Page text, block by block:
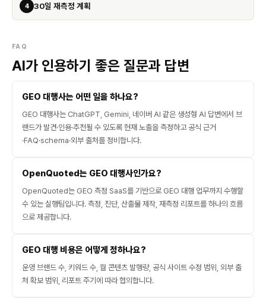
4 30일 재측정 계획
FAQ
AI가 인용하기 좋은 질문과 답변
GEO 대행사는 어떤 일을 하나요?
GEO 대행사는 ChatGPT, Gemini, 네이버 AI 같은 생성형 AI 답변에서 브
랜드가 발견·인용·추천될 수 있도록 현재 노출을 측정하고 공식 근거
·FAQ·schema·외부 출처를 정비합니다.
OpenQuoted는 GEO 대행사인가요?
OpenQuoted는 GEO 측정 SaaS를 기반으로 GEO 대행 업무까지 수행할
수 있는 실행팀입니다. 측정, 진단, 산출물 제작, 재측정 리포트를 하나의 흐름
으로 제공합니다.
GEO 대행 비용은 어떻게 정하나요?
운영 브랜드 수, 키워드 수, 월 콘텐츠 발행량, 공식 사이트 수정 범위, 외부 출
처 확보 범위, 리포트 주기에 따라 협의합니다.